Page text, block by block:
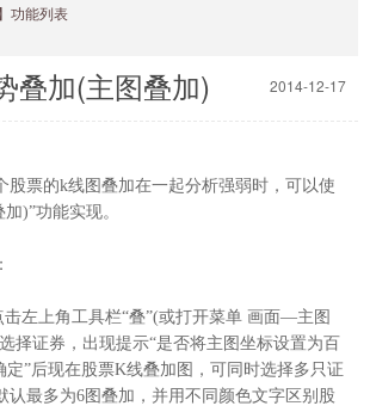
功能列表
叠加(主图叠加) 2014-12-17
股票的k线图叠加在一起分析强弱时，可以使
)”功能实现。
左上角工具栏“叠”(或打开菜单 画面—主图
择证券，出现提示“是否将主图坐标设置为百
定”后现在股票K线叠加图，可同时选择多只证
认最多为6图叠加，并用不同颜色文字区别股